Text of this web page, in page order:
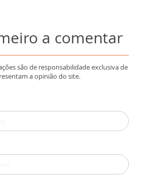
a comentar
são de responsabilidade exclusiva de
a opinião do site.